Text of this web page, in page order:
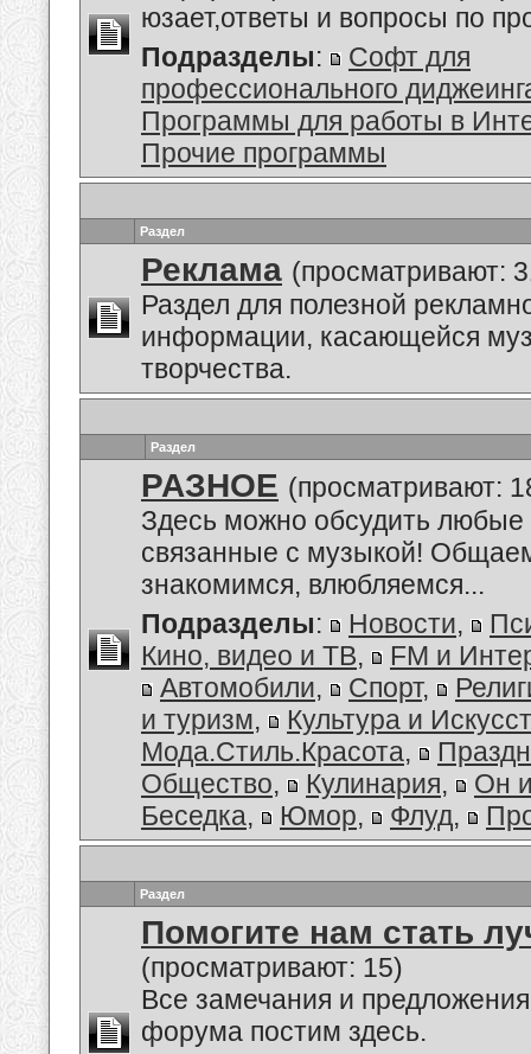
юзает,ответы и вопросы по
Подразделы:
Софт для
профессионального
Программы для работы в
Прочие программы
Раздел
Реклама (просматривают:
Раздел для полезной
информации, касающейся
творчества.
Раздел
РАЗНОЕ (просматривают:
Здесь можно обсудить
связанные с музыкой!
знакомимся, влюбляемся...
Подразделы: Новости,
Кино, видео и ТВ,
FM и
Автомобили, Спорт,
и туризм,
Культура и
Мода.Стиль.Красота,
Общество, Кулинария,
Он
Беседка, Юмор, Флуд,
Раздел
Помогите нам стать
(просматривают: 15)
Все замечания и
форума постим здесь.